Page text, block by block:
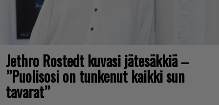
Jethro Rostedt kuvasi jätesäkkiä –
”Puolisosi on tunkenut kaikki sun
tavarat”